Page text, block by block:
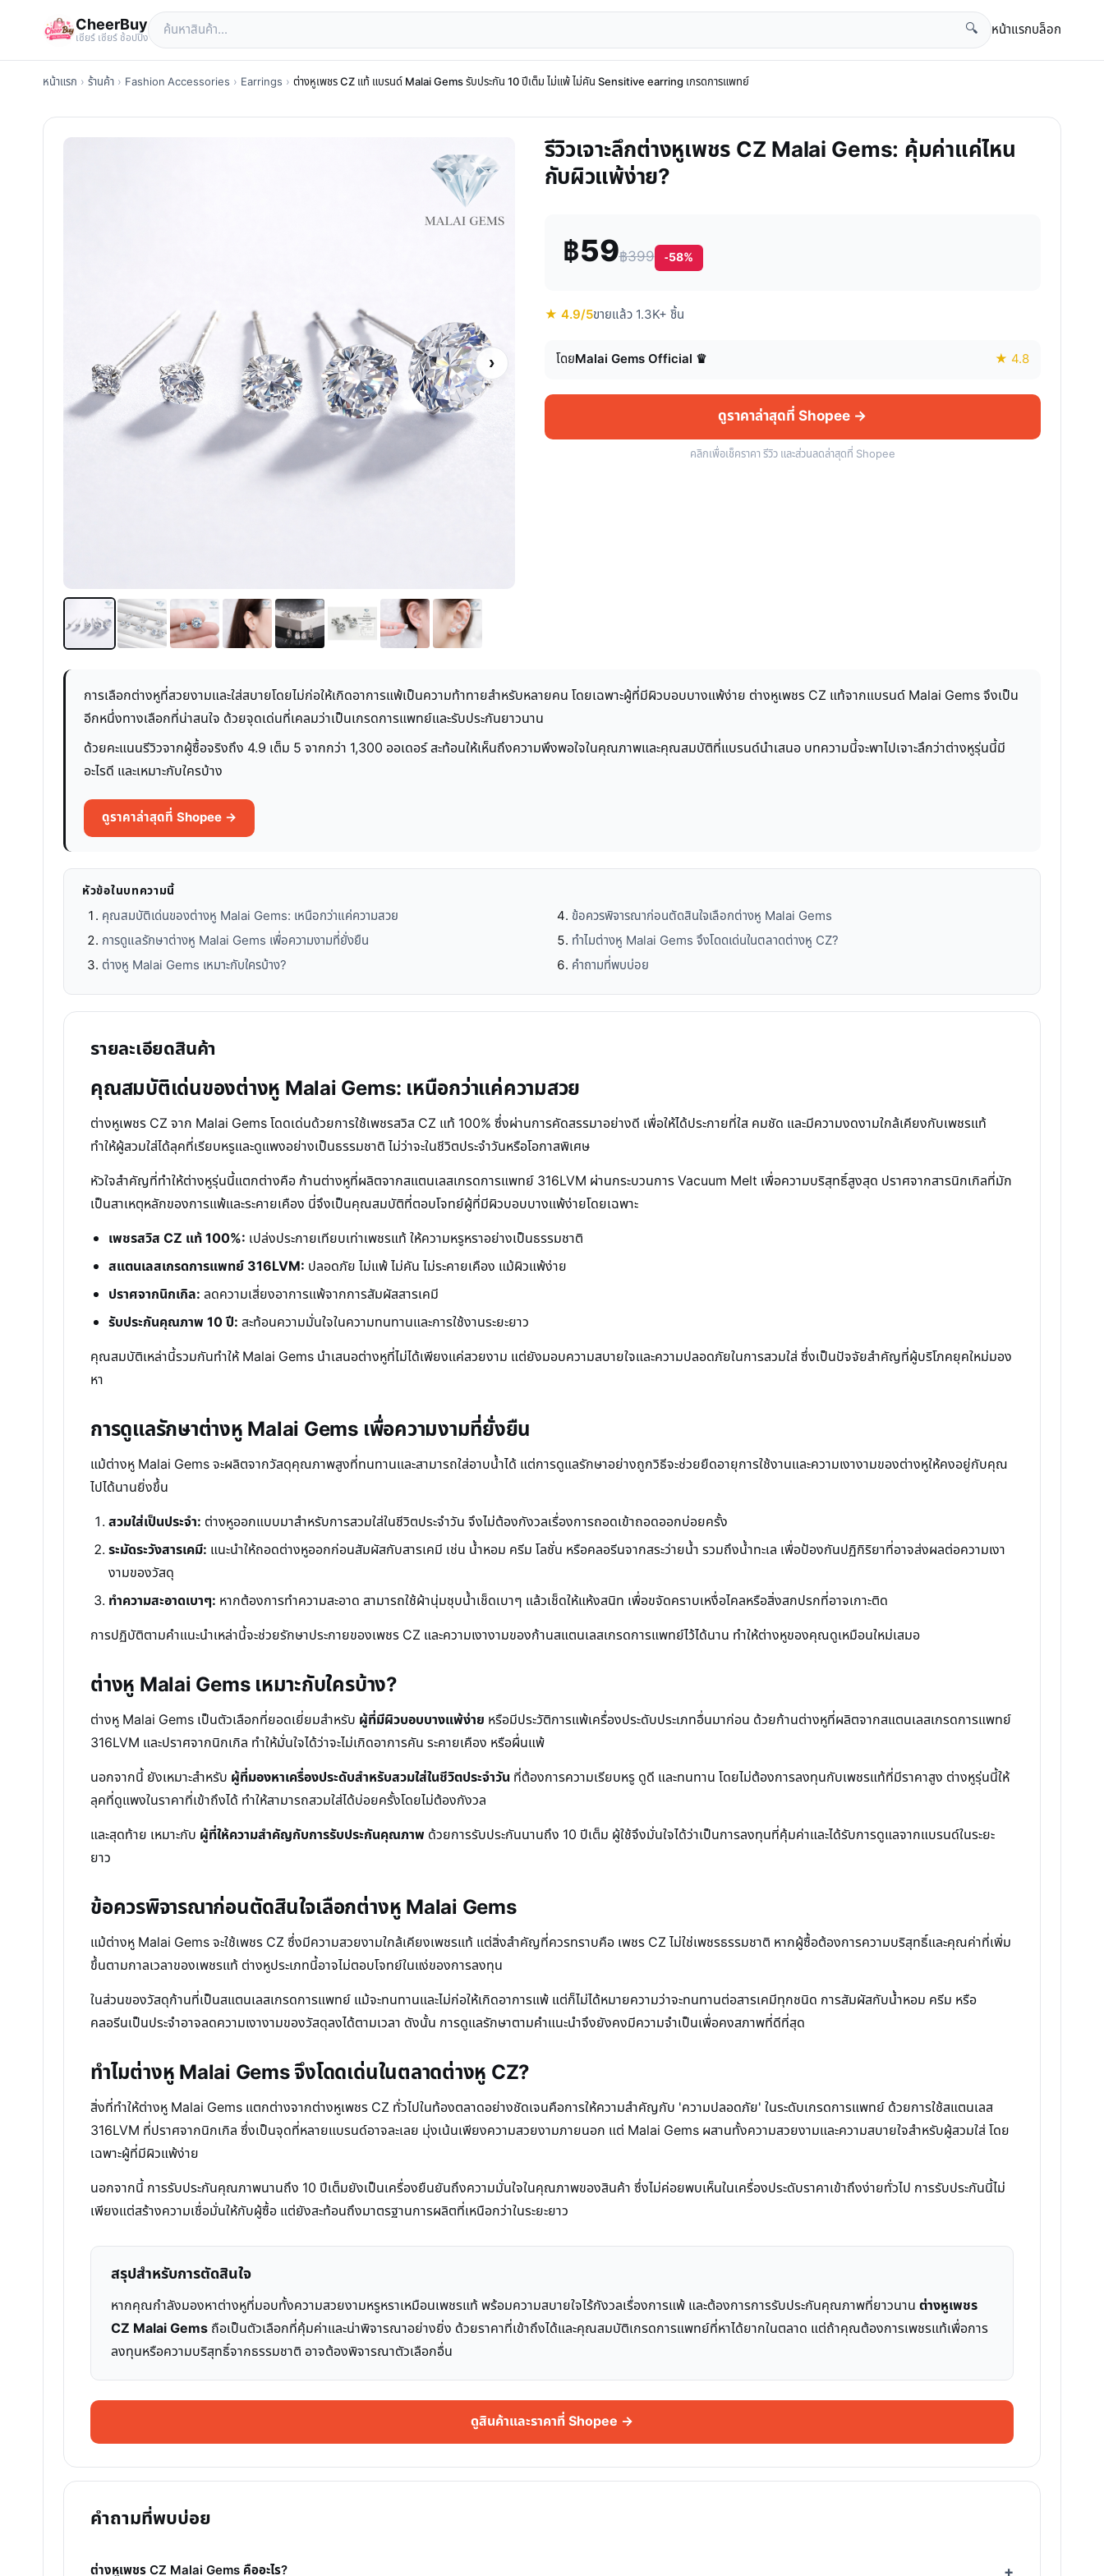
CheerBuy
เซียร์ เซียร์ ช้อปปิ้ง
🔍 หน้าแรกบล็อก
หน้าแรก › ร้านค้า › Fashion Accessories › Earrings › ต่างหูเพชร CZ แท้ แบรนด์ Malai Gems รับประกัน 10 ปีเต็ม ไม่แพ้ ไม่คัน Sensitive earring เกรดการแพทย์
›
รีวิวเจาะลึกต่างหูเพชร CZ Malai Gems: คุ้มค่าแค่ไหน
กับผิวแพ้ง่าย?
฿59฿399 -58%
★ 4.9/5ขายแล้ว 1.3K+ ชิ้น
โดยMalai Gems Official ♛ ★ 4.8
ดูราคาล่าสุดที่ Shopee →
คลิกเพื่อเช็คราคา รีวิว และส่วนลดล่าสุดที่ Shopee
การเลือกต่างหูที่สวยงามและใส่สบายโดยไม่ก่อให้เกิดอาการแพ้เป็นความท้าทายสำหรับหลายคน โดยเฉพาะผู้ที่มีผิวบอบบางแพ้ง่าย ต่างหูเพชร CZ แท้จากแบรนด์ Malai Gems จึงเป็น
อีกหนึ่งทางเลือกที่น่าสนใจ ด้วยจุดเด่นที่เคลมว่าเป็นเกรดการแพทย์และรับประกันยาวนาน
ด้วยคะแนนรีวิวจากผู้ซื้อจริงถึง 4.9 เต็ม 5 จากกว่า 1,300 ออเดอร์ สะท้อนให้เห็นถึงความพึงพอใจในคุณภาพและคุณสมบัติที่แบรนด์นำเสนอ บทความนี้จะพาไปเจาะลึกว่าต่างหูรุ่นนี้มี
อะไรดี และเหมาะกับใครบ้าง
ดูราคาล่าสุดที่ Shopee →
หัวข้อในบทความนี้
คุณสมบัติเด่นของต่างหู Malai Gems: เหนือกว่าแค่ความสวย
การดูแลรักษาต่างหู Malai Gems เพื่อความงามที่ยั่งยืน
ต่างหู Malai Gems เหมาะกับใครบ้าง?
ข้อควรพิจารณาก่อนตัดสินใจเลือกต่างหู Malai Gems
ทำไมต่างหู Malai Gems จึงโดดเด่นในตลาดต่างหู CZ?
คำถามที่พบบ่อย
รายละเอียดสินค้า
คุณสมบัติเด่นของต่างหู Malai Gems: เหนือกว่าแค่ความสวย
ต่างหูเพชร CZ จาก Malai Gems โดดเด่นด้วยการใช้เพชรสวิส CZ แท้ 100% ซึ่งผ่านการคัดสรรมาอย่างดี เพื่อให้ได้ประกายที่ใส คมชัด และมีความงดงามใกล้เคียงกับเพชรแท้
ทำให้ผู้สวมใส่ได้ลุคที่เรียบหรูและดูแพงอย่างเป็นธรรมชาติ ไม่ว่าจะในชีวิตประจำวันหรือโอกาสพิเศษ
หัวใจสำคัญที่ทำให้ต่างหูรุ่นนี้แตกต่างคือ ก้านต่างหูที่ผลิตจากสแตนเลสเกรดการแพทย์ 316LVM ผ่านกระบวนการ Vacuum Melt เพื่อความบริสุทธิ์สูงสุด ปราศจากสารนิกเกิลที่มัก
เป็นสาเหตุหลักของการแพ้และระคายเคือง นี่จึงเป็นคุณสมบัติที่ตอบโจทย์ผู้ที่มีผิวบอบบางแพ้ง่ายโดยเฉพาะ
เพชรสวิส CZ แท้ 100%: เปล่งประกายเทียบเท่าเพชรแท้ ให้ความหรูหราอย่างเป็นธรรมชาติ
สแตนเลสเกรดการแพทย์ 316LVM: ปลอดภัย ไม่แพ้ ไม่คัน ไม่ระคายเคือง แม้ผิวแพ้ง่าย
ปราศจากนิกเกิล: ลดความเสี่ยงอาการแพ้จากการสัมผัสสารเคมี
รับประกันคุณภาพ 10 ปี: สะท้อนความมั่นใจในความทนทานและการใช้งานระยะยาว
คุณสมบัติเหล่านี้รวมกันทำให้ Malai Gems นำเสนอต่างหูที่ไม่ได้เพียงแค่สวยงาม แต่ยังมอบความสบายใจและความปลอดภัยในการสวมใส่ ซึ่งเป็นปัจจัยสำคัญที่ผู้บริโภคยุคใหม่มอง
หา
การดูแลรักษาต่างหู Malai Gems เพื่อความงามที่ยั่งยืน
แม้ต่างหู Malai Gems จะผลิตจากวัสดุคุณภาพสูงที่ทนทานและสามารถใส่อาบน้ำได้ แต่การดูแลรักษาอย่างถูกวิธีจะช่วยยืดอายุการใช้งานและความเงางามของต่างหูให้คงอยู่กับคุณ
ไปได้นานยิ่งขึ้น
สวมใส่เป็นประจำ: ต่างหูออกแบบมาสำหรับการสวมใส่ในชีวิตประจำวัน จึงไม่ต้องกังวลเรื่องการถอดเข้าถอดออกบ่อยครั้ง
ระมัดระวังสารเคมี: แนะนำให้ถอดต่างหูออกก่อนสัมผัสกับสารเคมี เช่น น้ำหอม ครีม โลชั่น หรือคลอรีนจากสระว่ายน้ำ รวมถึงน้ำทะเล เพื่อป้องกันปฏิกิริยาที่อาจส่งผลต่อความเงา
งามของวัสดุ
ทำความสะอาดเบาๆ: หากต้องการทำความสะอาด สามารถใช้ผ้านุ่มชุบน้ำเช็ดเบาๆ แล้วเช็ดให้แห้งสนิท เพื่อขจัดคราบเหงื่อไคลหรือสิ่งสกปรกที่อาจเกาะติด
การปฏิบัติตามคำแนะนำเหล่านี้จะช่วยรักษาประกายของเพชร CZ และความเงางามของก้านสแตนเลสเกรดการแพทย์ไว้ได้นาน ทำให้ต่างหูของคุณดูเหมือนใหม่เสมอ
ต่างหู Malai Gems เหมาะกับใครบ้าง?
ต่างหู Malai Gems เป็นตัวเลือกที่ยอดเยี่ยมสำหรับ ผู้ที่มีผิวบอบบางแพ้ง่าย หรือมีประวัติการแพ้เครื่องประดับประเภทอื่นมาก่อน ด้วยก้านต่างหูที่ผลิตจากสแตนเลสเกรดการแพทย์
316LVM และปราศจากนิกเกิล ทำให้มั่นใจได้ว่าจะไม่เกิดอาการคัน ระคายเคือง หรือผื่นแพ้
นอกจากนี้ ยังเหมาะสำหรับ ผู้ที่มองหาเครื่องประดับสำหรับสวมใส่ในชีวิตประจำวัน ที่ต้องการความเรียบหรู ดูดี และทนทาน โดยไม่ต้องการลงทุนกับเพชรแท้ที่มีราคาสูง ต่างหูรุ่นนี้ให้
ลุคที่ดูแพงในราคาที่เข้าถึงได้ ทำให้สามารถสวมใส่ได้บ่อยครั้งโดยไม่ต้องกังวล
และสุดท้าย เหมาะกับ ผู้ที่ให้ความสำคัญกับการรับประกันคุณภาพ ด้วยการรับประกันนานถึง 10 ปีเต็ม ผู้ใช้จึงมั่นใจได้ว่าเป็นการลงทุนที่คุ้มค่าและได้รับการดูแลจากแบรนด์ในระยะ
ยาว
ข้อควรพิจารณาก่อนตัดสินใจเลือกต่างหู Malai Gems
แม้ต่างหู Malai Gems จะใช้เพชร CZ ซึ่งมีความสวยงามใกล้เคียงเพชรแท้ แต่สิ่งสำคัญที่ควรทราบคือ เพชร CZ ไม่ใช่เพชรธรรมชาติ หากผู้ซื้อต้องการความบริสุทธิ์และคุณค่าที่เพิ่ม
ขึ้นตามกาลเวลาของเพชรแท้ ต่างหูประเภทนี้อาจไม่ตอบโจทย์ในแง่ของการลงทุน
ในส่วนของวัสดุก้านที่เป็นสแตนเลสเกรดการแพทย์ แม้จะทนทานและไม่ก่อให้เกิดอาการแพ้ แต่ก็ไม่ได้หมายความว่าจะทนทานต่อสารเคมีทุกชนิด การสัมผัสกับน้ำหอม ครีม หรือ
คลอรีนเป็นประจำอาจลดความเงางามของวัสดุลงได้ตามเวลา ดังนั้น การดูแลรักษาตามคำแนะนำจึงยังคงมีความจำเป็นเพื่อคงสภาพที่ดีที่สุด
ทำไมต่างหู Malai Gems จึงโดดเด่นในตลาดต่างหู CZ?
สิ่งที่ทำให้ต่างหู Malai Gems แตกต่างจากต่างหูเพชร CZ ทั่วไปในท้องตลาดอย่างชัดเจนคือการให้ความสำคัญกับ 'ความปลอดภัย' ในระดับเกรดการแพทย์ ด้วยการใช้สแตนเลส
316LVM ที่ปราศจากนิกเกิล ซึ่งเป็นจุดที่หลายแบรนด์อาจละเลย มุ่งเน้นเพียงความสวยงามภายนอก แต่ Malai Gems ผสานทั้งความสวยงามและความสบายใจสำหรับผู้สวมใส่ โดย
เฉพาะผู้ที่มีผิวแพ้ง่าย
นอกจากนี้ การรับประกันคุณภาพนานถึง 10 ปีเต็มยังเป็นเครื่องยืนยันถึงความมั่นใจในคุณภาพของสินค้า ซึ่งไม่ค่อยพบเห็นในเครื่องประดับราคาเข้าถึงง่ายทั่วไป การรับประกันนี้ไม่
เพียงแต่สร้างความเชื่อมั่นให้กับผู้ซื้อ แต่ยังสะท้อนถึงมาตรฐานการผลิตที่เหนือกว่าในระยะยาว
สรุปสำหรับการตัดสินใจ
หากคุณกำลังมองหาต่างหูที่มอบทั้งความสวยงามหรูหราเหมือนเพชรแท้ พร้อมความสบายใจไร้กังวลเรื่องการแพ้ และต้องการการรับประกันคุณภาพที่ยาวนาน ต่างหูเพชร
CZ Malai Gems ถือเป็นตัวเลือกที่คุ้มค่าและน่าพิจารณาอย่างยิ่ง ด้วยราคาที่เข้าถึงได้และคุณสมบัติเกรดการแพทย์ที่หาได้ยากในตลาด แต่ถ้าคุณต้องการเพชรแท้เพื่อการ
ลงทุนหรือความบริสุทธิ์จากธรรมชาติ อาจต้องพิจารณาตัวเลือกอื่น
ดูสินค้าและราคาที่ Shopee →
คำถามที่พบบ่อย
ต่างหูเพชร CZ Malai Gems คืออะไร?